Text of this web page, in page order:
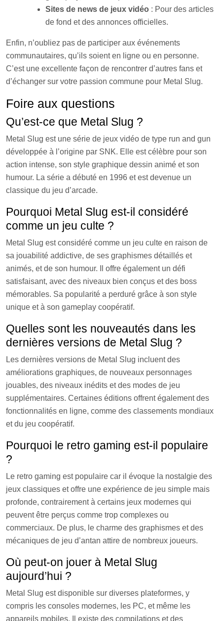
Sites de news de jeux vidéo : Pour des articles
de fond et des annonces officielles.
Enfin, n’oubliez pas de participer aux événements
communautaires, qu’ils soient en ligne ou en personne.
C’est une excellente façon de rencontrer d’autres fans et
d’échanger sur votre passion commune pour Metal Slug.
Foire aux questions
Qu’est-ce que Metal Slug ?
Metal Slug est une série de jeux vidéo de type run and gun
développée à l’origine par SNK. Elle est célèbre pour son
action intense, son style graphique dessin animé et son
humour. La série a débuté en 1996 et est devenue un
classique du jeu d’arcade.
Pourquoi Metal Slug est-il considéré
comme un jeu culte ?
Metal Slug est considéré comme un jeu culte en raison de
sa jouabilité addictive, de ses graphismes détaillés et
animés, et de son humour. Il offre également un défi
satisfaisant, avec des niveaux bien conçus et des boss
mémorables. Sa popularité a perduré grâce à son style
unique et à son gameplay coopératif.
Quelles sont les nouveautés dans les
dernières versions de Metal Slug ?
Les dernières versions de Metal Slug incluent des
améliorations graphiques, de nouveaux personnages
jouables, des niveaux inédits et des modes de jeu
supplémentaires. Certaines éditions offrent également des
fonctionnalités en ligne, comme des classements mondiaux
et du jeu coopératif.
Pourquoi le retro gaming est-il populaire
?
Le retro gaming est populaire car il évoque la nostalgie des
jeux classiques et offre une expérience de jeu simple mais
profonde, contrairement à certains jeux modernes qui
peuvent être perçus comme trop complexes ou
commerciaux. De plus, le charme des graphismes et des
mécaniques de jeu d’antan attire de nombreux joueurs.
Où peut-on jouer à Metal Slug
aujourd’hui ?
Metal Slug est disponible sur diverses plateformes, y
compris les consoles modernes, les PC, et même les
appareils mobiles. Il existe des compilations et des